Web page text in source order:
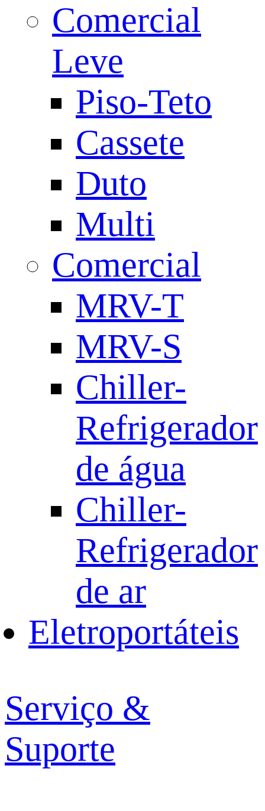
Comercial
Leve
Piso-Teto
Cassete
Duto
Multi
Comercial
MRV-T
MRV-S
Chiller-
Refrigerador
de água
Chiller-
Refrigerador
de ar
Eletroportáteis
Serviço &
Suporte